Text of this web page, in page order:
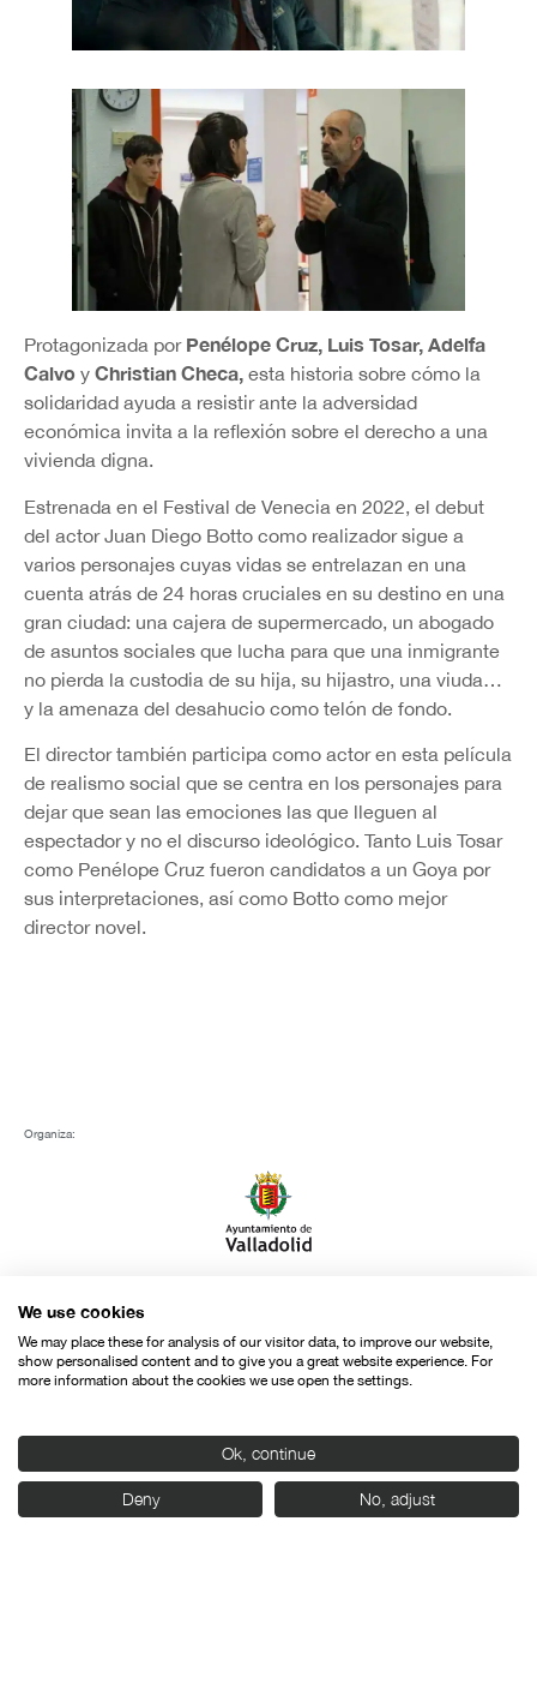
Protagonizada por Penélope Cruz, Luis Tosar, Adelfa
Calvo y Christian Checa, esta historia sobre cómo la
solidaridad ayuda a resistir ante la adversidad
económica invita a la reflexión sobre el derecho a una
vivienda digna.
Estrenada en el Festival de Venecia en 2022, el debut
del actor Juan Diego Botto como realizador sigue a
varios personajes cuyas vidas se entrelazan en una
cuenta atrás de 24 horas cruciales en su destino en una
gran ciudad: una cajera de supermercado, un abogado
de asuntos sociales que lucha para que una inmigrante
no pierda la custodia de su hija, su hijastro, una viuda…
y la amenaza del desahucio como telón de fondo.
El director también participa como actor en esta película
de realismo social que se centra en los personajes para
dejar que sean las emociones las que lleguen al
espectador y no el discurso ideológico. Tanto Luis Tosar
como Penélope Cruz fueron candidatos a un Goya por
sus interpretaciones, así como Botto como mejor
director novel.
Organiza:
Con el apoyo de:
We use cookies
We may place these for analysis of our visitor data, to improve our website,
show personalised content and to give you a great website experience. For
more information about the cookies we use open the settings.
Ok, continue
Deny No, adjust